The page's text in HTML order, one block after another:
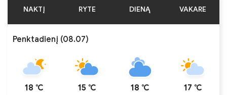
NAKTĮ RYTE DIENĄ VAKARE
Penktadienį (08.07)
18 ℃ 15 ℃ 18 ℃ 17 ℃